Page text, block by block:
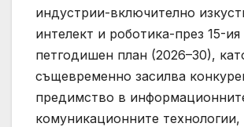
индустрии-включително
интелект и роботика-през 15-ия
петгодишен план (2026–30),
същевременно засилва
предимство в
комуникационните технологии,